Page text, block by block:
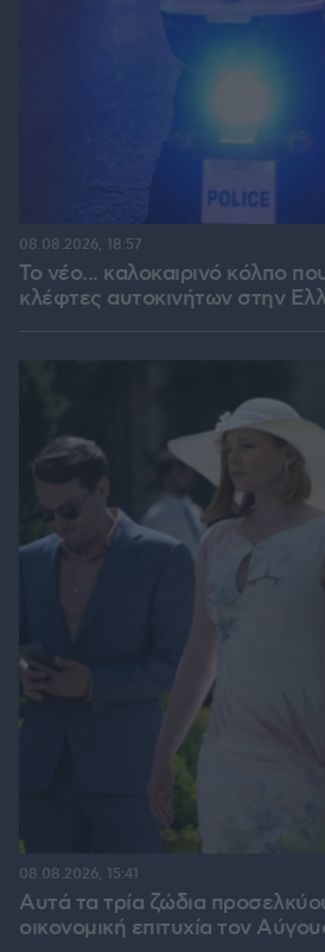
Το νέο... καλοκαιρινό κόλπο
κλέφτες αυτοκινήτων στην
08.08.2026, 18:57
Αυτά τα τρία ζώδια
οικονομική επιτυχία τον
08.08.2026, 15:41